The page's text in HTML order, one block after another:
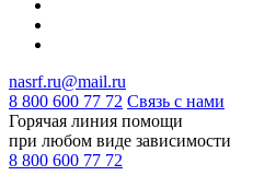
nasrf.ru@mail.ru
8 800 600 77 72 Связь с нами
Горячая линия помощи
при любом виде зависимости
8 800 600 77 72